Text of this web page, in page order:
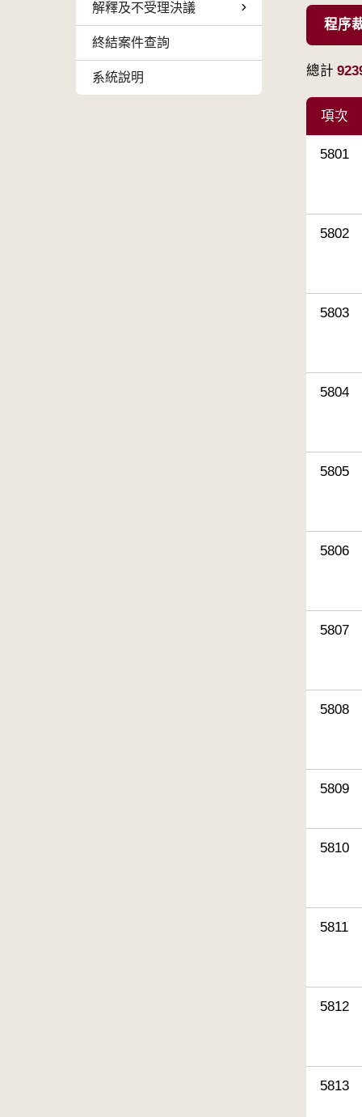
解釋及不受理決議
終結案件查詢
系統說明
程序
總計
項次
5801
5802
5803
5804
5805
5806
5807
5808
5809
5810
5811
5812
5813